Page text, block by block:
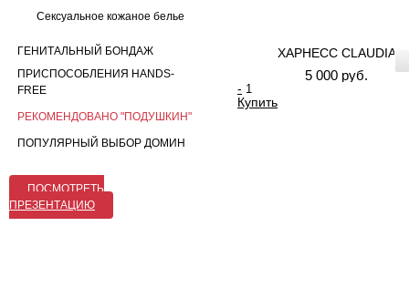
Сексуальное кожаное белье
ГЕНИТАЛЬНЫЙ БОНДАЖ
ПРИСПОСОБЛЕНИЯ HANDS-
FREE
РЕКОМЕНДОВАНО "ПОДУШКИН"
ПОПУЛЯРНЫЙ ВЫБОР ДОМИН
ПОСМОТРЕТЬ
ПРЕЗЕНТАЦИЮ
ХАРНЕСС CLAUDIA
5 000 руб.
-
Купить